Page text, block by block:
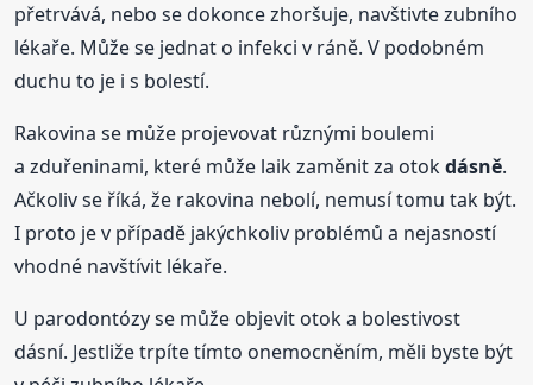
přetrvává, nebo se dokonce zhoršuje, navštivte zubního
lékaře. Může se jednat o infekci v ráně. V podobném
duchu to je i s bolestí.
Rakovina se může projevovat různými boulemi
a zduřeninami, které může laik zaměnit za otokdásně.
Ačkoliv se říká, že rakovina nebolí, nemusí tomu tak být.
I proto je v případě jakýchkoliv problémů a nejasností
vhodné navštívit lékaře.
U parodontózy se může objevit otok a bolestivost
dásní. Jestliže trpíte tímto onemocněním, měli byste být